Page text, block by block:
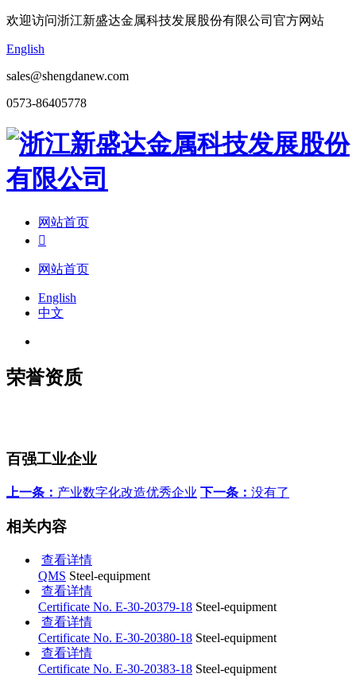
欢迎访问浙江新盛达金属科技发展股份有限公司官方网站
English
sales@shengdanew.com
0573-86405778
网站首页

网站首页
English
中文
荣誉资质
百强工业企业
上一条： 产业数字化改造优秀企业 下一条： 没有了
相关内容
查看详情
QMS Steel-equipment
查看详情
Certificate No. E-30-20379-18 Steel-equipment
查看详情
Certificate No. E-30-20380-18 Steel-equipment
查看详情
Certificate No. E-30-20383-18 Steel-equipment